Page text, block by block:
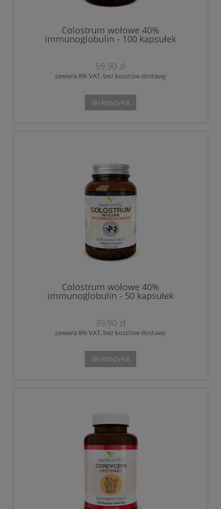
Colostrum wołowe 40%
immunoglobulin - 100 kapsułek
59,90 zł
zawiera 8% VAT, bez kosztów dostawy
do koszyka
Colostrum wołowe 40%
immunoglobulin - 50 kapsułek
39,90 zł
zawiera 8% VAT, bez kosztów dostawy
do koszyka